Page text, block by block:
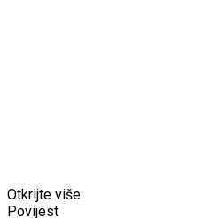
Otkrijte više
Povijest